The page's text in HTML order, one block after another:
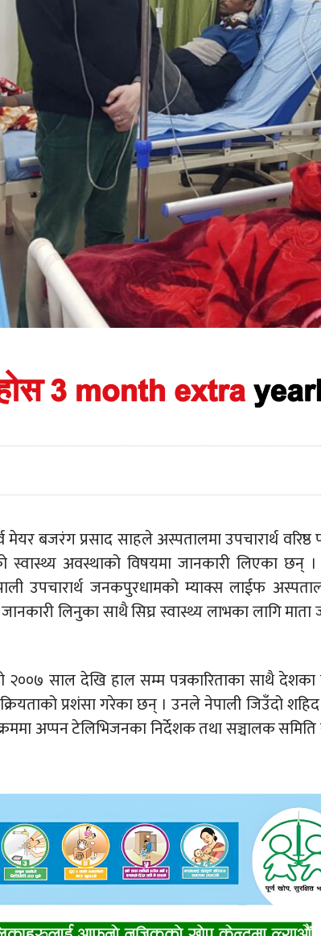
बजरंग प्रसाद साहले अस्पतालमा उपचारार्थ वरिष्ठ
स्वास्थ्य अवस्थाको विषयमा जानकारी लिएका छन्
उपचारार्थ जनकपुरधामको म्याक्स लाईफ
लिनुका साथै सिघ्र स्वास्थ्य लाभका लागि माता
२००७ साल देखि हाल सम्म पत्रकारिताका साथै देशका
प्रशंसा गरेका छन् । उनले नेपाली जिउँदो
अप्पन टेलिभिजनका निर्देशक तथा सञ्चालक